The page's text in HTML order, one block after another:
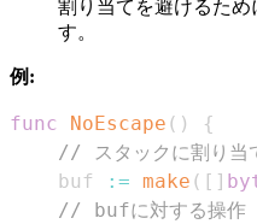
割り当てを避けるため
す。
例:
func NoEscape ( )
{
// スタックに割り当
    buf
:= make ( [ ]
// bufに対する操作